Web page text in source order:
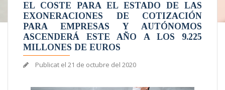
EL COSTE PARA EL ESTADO DE LAS
EXONERACIONES DE COTIZACIÓN
PARA EMPRESAS Y AUTÓNOMOS
ASCENDERÁ ESTE AÑO A LOS 9.225
MILLONES DE EUROS
Publicat el 21 de octubre del 2020